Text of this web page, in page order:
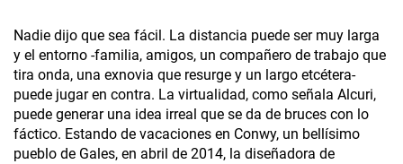
Nadie dijo que sea fácil. La distancia puede ser muy larga
y el entorno -familia, amigos, un compañero de trabajo que
tira onda, una exnovia que resurge y un largo etcétera-
puede jugar en contra. La virtualidad, como señala Alcuri,
puede generar una idea irreal que se da de bruces con lo
fáctico. Estando de vacaciones en Conwy, un bellísimo
pueblo de Gales, en abril de 2014, la diseñadora de